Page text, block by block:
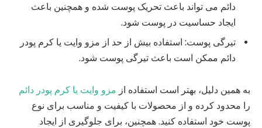
دائم می‌ تواند باعث تحریک پوست شده و همچنین باعث
ایجاد حساسیت در پوست شود.
تیرگی پوست: استفاده بیش از حد از مزو وایت یا کرم پودر
دائم ممکن است باعث تیرگی پوست شود.
به همین دلیل، بهتر است استفاده از مزو وایت یا کرم پودر دائم
را محدود کرده و از محصولات با کیفیت و مناسب برای نوع
پوست خود استفاده کنید. همچنین، برای جلوگیری از ایجاد